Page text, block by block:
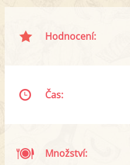
Hodnocení:
Čas:
Množství: